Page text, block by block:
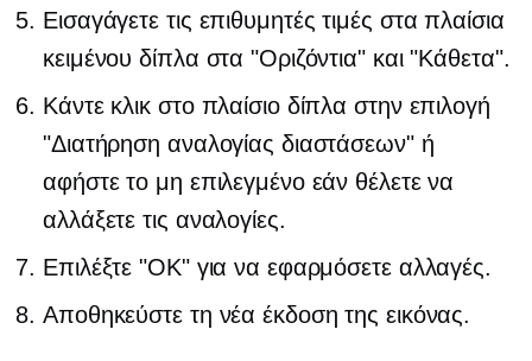
Εισαγάγετε τις επιθυμητές τιμές στα πλαίσια
κειμένου δίπλα στα "Οριζόντια" και "Κάθετα".
Κάντε κλικ στο πλαίσιο δίπλα στην επιλογή
"Διατήρηση αναλογίας διαστάσεων" ή
αφήστε το μη επιλεγμένο εάν θέλετε να
αλλάξετε τις αναλογίες.
Επιλέξτε "OK" για να εφαρμόσετε αλλαγές.
Αποθηκεύστε τη νέα έκδοση της εικόνας.